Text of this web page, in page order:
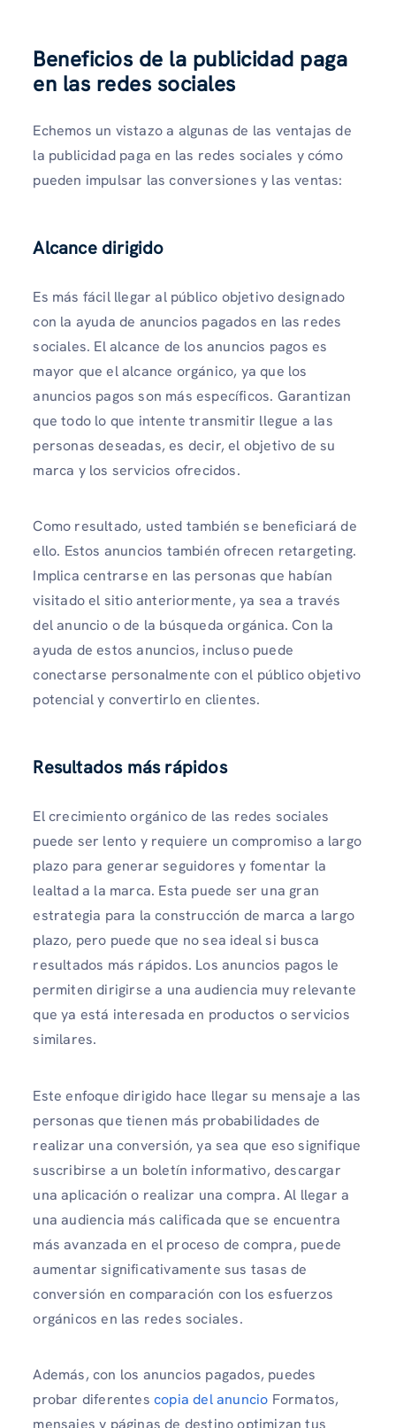
Beneficios de la publicidad paga
en las redes sociales
Echemos un vistazo a algunas de las ventajas de
la publicidad paga en las redes sociales y cómo
pueden impulsar las conversiones y las ventas:
Alcance dirigido
Es más fácil llegar al público objetivo designado
con la ayuda de anuncios pagados en las redes
sociales. El alcance de los anuncios pagos es
mayor que el alcance orgánico, ya que los
anuncios pagos son más específicos. Garantizan
que todo lo que intente transmitir llegue a las
personas deseadas, es decir, el objetivo de su
marca y los servicios ofrecidos.
Como resultado, usted también se beneficiará de
ello. Estos anuncios también ofrecen retargeting.
Implica centrarse en las personas que habían
visitado el sitio anteriormente, ya sea a través
del anuncio o de la búsqueda orgánica. Con la
ayuda de estos anuncios, incluso puede
conectarse personalmente con el público objetivo
potencial y convertirlo en clientes.
Resultados más rápidos
El crecimiento orgánico de las redes sociales
puede ser lento y requiere un compromiso a largo
plazo para generar seguidores y fomentar la
lealtad a la marca. Esta puede ser una gran
estrategia para la construcción de marca a largo
plazo, pero puede que no sea ideal si busca
resultados más rápidos. Los anuncios pagos le
permiten dirigirse a una audiencia muy relevante
que ya está interesada en productos o servicios
similares.
Este enfoque dirigido hace llegar su mensaje a las
personas que tienen más probabilidades de
realizar una conversión, ya sea que eso signifique
suscribirse a un boletín informativo, descargar
una aplicación o realizar una compra. Al llegar a
una audiencia más calificada que se encuentra
más avanzada en el proceso de compra, puede
aumentar significativamente sus tasas de
conversión en comparación con los esfuerzos
orgánicos en las redes sociales.
Además, con los anuncios pagados, puedes
probar diferentes copia del anuncio Formatos,
mensajes y páginas de destino optimizan tus